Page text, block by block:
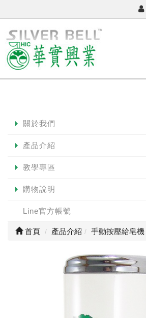
關於我們
產品介紹
教學專區
購物說明
Line官方帳號
首頁 產品介紹 手動按壓給皂機